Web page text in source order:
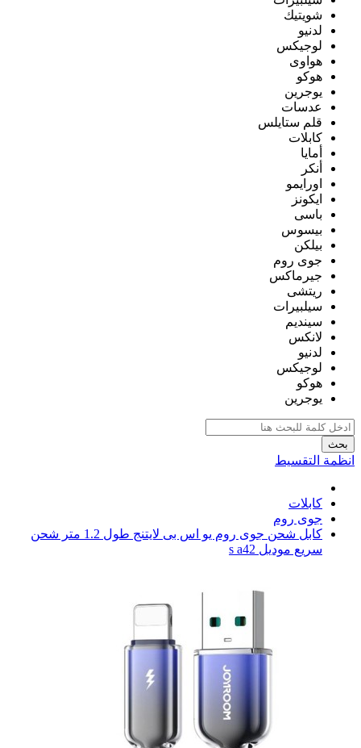
شويتيك
لدنيو
لوجيكس
هواوى
هوكو
يوجرين
عدسات
قلم ستايلس
كابلات
أمايا
أنكر
اورايمو
ايكونز
باسى
بيسوس
بيلكن
جوى روم
جيرماكس
ريتشى
سيلبيرات
سينديم
لانكس
لدنيو
لوجيكس
هوكو
يوجرين
بحث
انظمة التقسيط
كابلات
جوى روم
كابل شحن جوى روم يو اس بى لايتنج طول 1.2 متر شحن
سريع موديل s a42